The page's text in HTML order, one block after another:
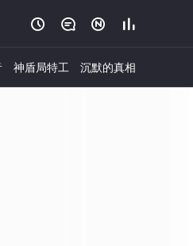
   
神盾局特工 沉默的真相